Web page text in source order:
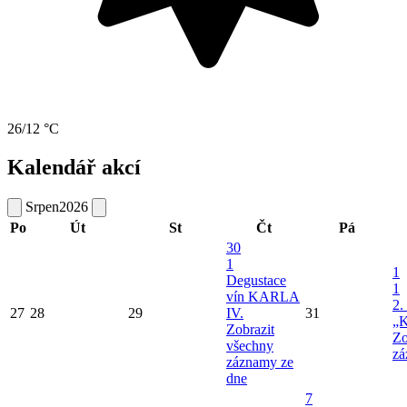
26/12 °C
Kalendář akcí
Srpen2026
Po
Út St Čt Pá
27 28 29
30
1
Degustace
vín KARLA
IV.
Zobrazit
všechny
záznamy ze
dne
31
1
1
2.
7